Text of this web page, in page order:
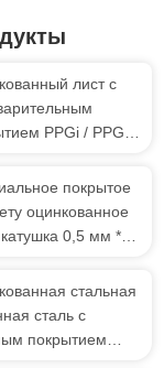
лист с
PPGi / PPGL
PPGi
покрытое
оцинкованное
0,5 мм *
крыш складовстальная
сталь с
покрытием